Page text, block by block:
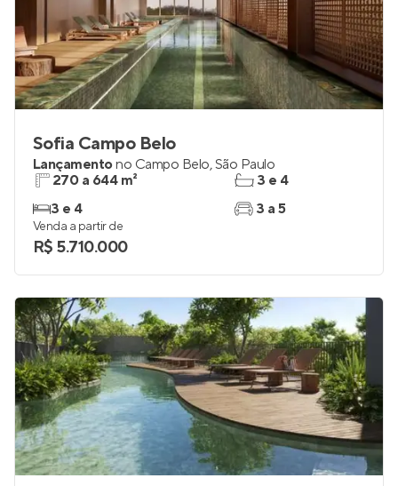
Sofia Campo Belo
Lançamentono Campo Belo,São Paulo
270 a 644 m²
3 e 4
3 e 4
3 a 5
Venda a partir de
R$ 5.710.000